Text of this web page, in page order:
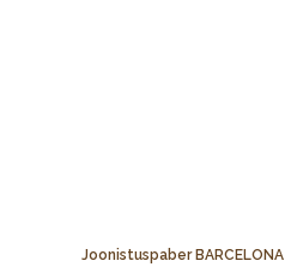
Joonistuspaber BARCELONA